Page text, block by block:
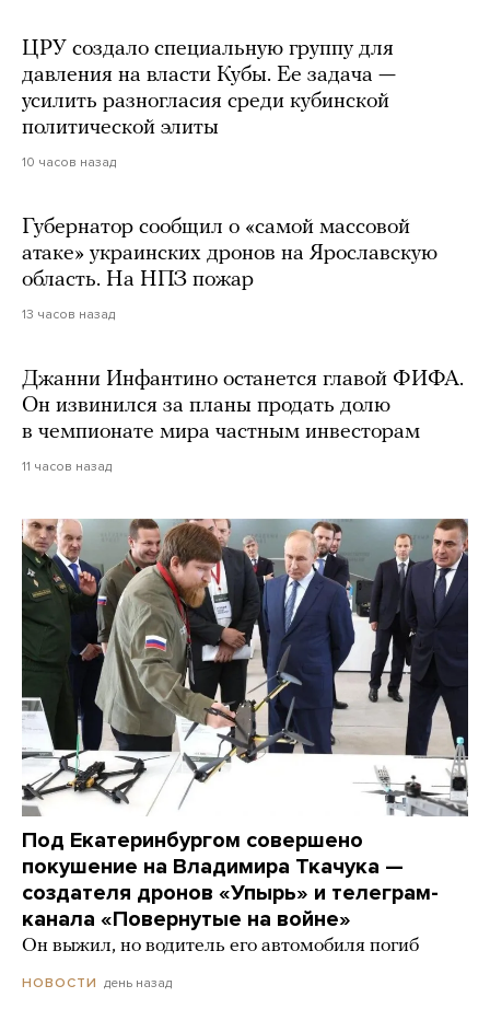
ЦРУ создало специальную группу для
давления на власти Кубы. Ее задача —
усилить разногласия среди кубинской
политической элиты
10 часов назад
Губернатор сообщил о «самой массовой
атаке» украинских дронов на Ярославскую
область. На НПЗ пожар
13 часов назад
Джанни Инфантино останется главой ФИФА.
Он извинился за планы продать долю
в чемпионате мира частным инвесторам
11 часов назад
Под Екатеринбургом совершено
покушение на Владимира Ткачука —
создателя дронов «Упырь» и телеграм-
канала «Повернутые на войне»
Он выжил, но водитель его автомобиля погиб
НОВОСТИ день назад